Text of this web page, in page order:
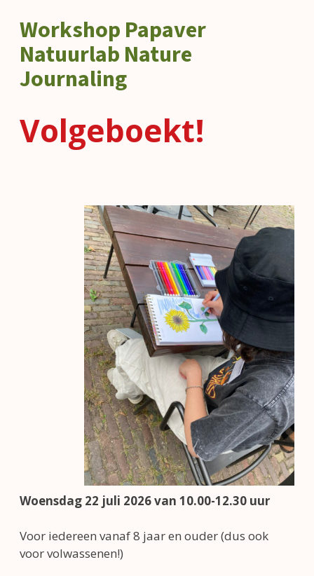
Workshop Papaver
Natuurlab Nature
Journaling
Volgeboekt!
Woensdag 22 juli 2026 van 10.00-12.30 uur
Voor iedereen vanaf 8 jaar en ouder (dus ook
voor volwassenen!)